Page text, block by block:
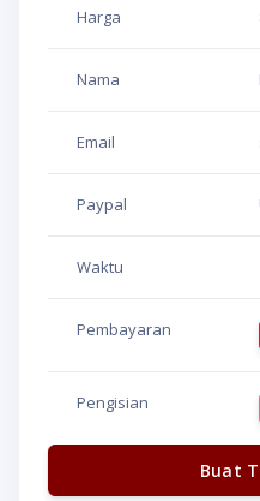
Harga
Nama
Email
Paypal
Waktu
Pembayaran
Pengisian
Buat